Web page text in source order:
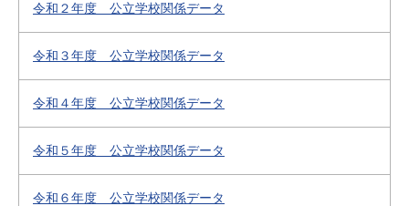
令和２年度 公立学校関係データ
令和３年度 公立学校関係データ
令和４年度 公立学校関係データ
令和５年度 公立学校関係データ
令和６年度 公立学校関係データ